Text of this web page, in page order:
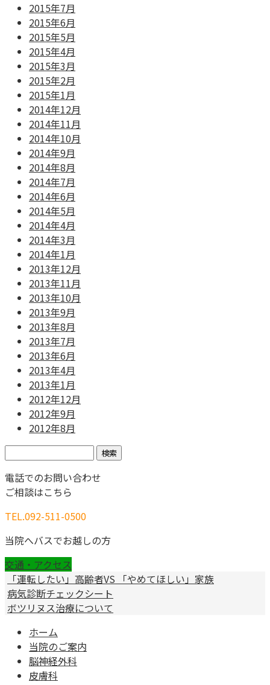
2015年7月
2015年6月
2015年5月
2015年4月
2015年3月
2015年2月
2015年1月
2014年12月
2014年11月
2014年10月
2014年9月
2014年8月
2014年7月
2014年6月
2014年5月
2014年4月
2014年3月
2014年1月
2013年12月
2013年11月
2013年10月
2013年9月
2013年8月
2013年7月
2013年6月
2013年4月
2013年1月
2012年12月
2012年9月
2012年8月
電話でのお問い合わせ
ご相談はこちら
TEL.092-511-0500
当院へバスでお越しの方
交通・アクセス
「運転したい」高齢者VS 「やめてほしい」家族
病気診断チェックシート
ボツリヌス治療について
ホーム
当院のご案内
脳神経外科
皮膚科